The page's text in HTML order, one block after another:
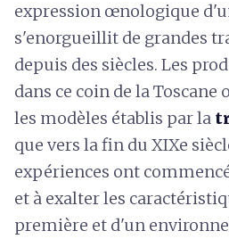
expression œnologique
s'enorgueillit de grandes
depuis des siècles. Les
dans ce coin de la
les modèles établis par la
que vers la fin du XIXe
expériences ont
et à exalter les
première et d'un